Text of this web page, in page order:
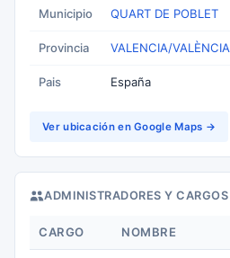
Municipio QUART DE POBLET
Provincia VALENCIA/VALÈNCIA
Pais España
Ver ubicación en Google Maps →
ADMINISTRADORES Y CARGOS
CARGO NOMBRE